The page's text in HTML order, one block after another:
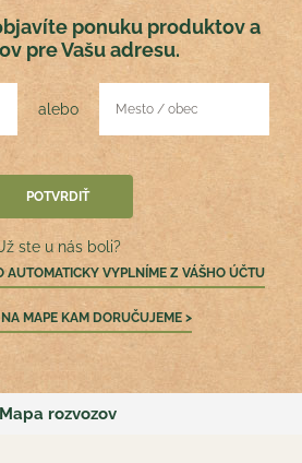
ponuku produktov a
pre Vašu adresu.
alebo
ste u nás boli?
AUTOMATICKY VYPLNÍME Z VÁŠHO ÚČTU
NA MAPE KAM DORUČUJEME >
Mapa rozvozov